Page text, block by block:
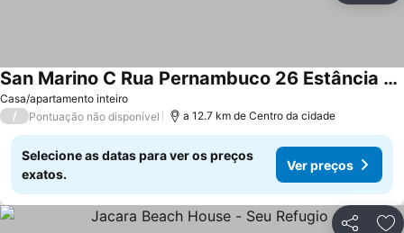
Casa/apartamento inteiro
San Marino C Rua Pernambuco 26 Estância Monanzitíca
/ Pontuação não disponível a 12.7 km de Centro da cidade
Selecione as datas para ver os preços
exatos.
Ver preços